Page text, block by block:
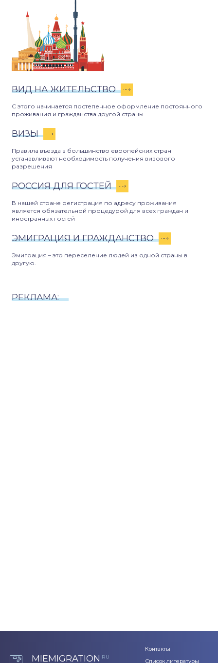
ВИД НА ЖИТЕЛЬСТВО
С этого начинается постепенное оформление постоянного
проживания и гражданства другой страны
ВИЗЫ
Правила въезда в большинство европейских стран
устанавливают необходимость получения визового
разрешения
РОССИЯ ДЛЯ ГОСТЕЙ
В нашей стране регистрация по адресу проживания
является обязательной процедурой для всех граждан и
иностранных гостей
ЭМИГРАЦИЯ И ГРАЖДАНСТВО
Эмиграция – это переселение людей из одной страны в
другую.
РЕКЛАМА:
MIEMIGRATION RU
Контакты
Список литературы